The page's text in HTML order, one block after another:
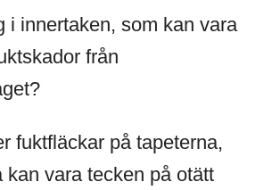
i innertaken, som kan vara
från
fuktfläckar på tapeterna,
kan vara tecken på otätt